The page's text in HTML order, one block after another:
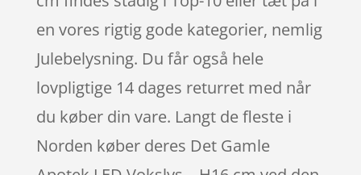
en vores rigtig gode kategorier, nemlig
Julebelysning. Du får også hele
lovpligtige 14 dages returret med når
du køber din vare. Langt de fleste i
Norden køber deres Det Gamle